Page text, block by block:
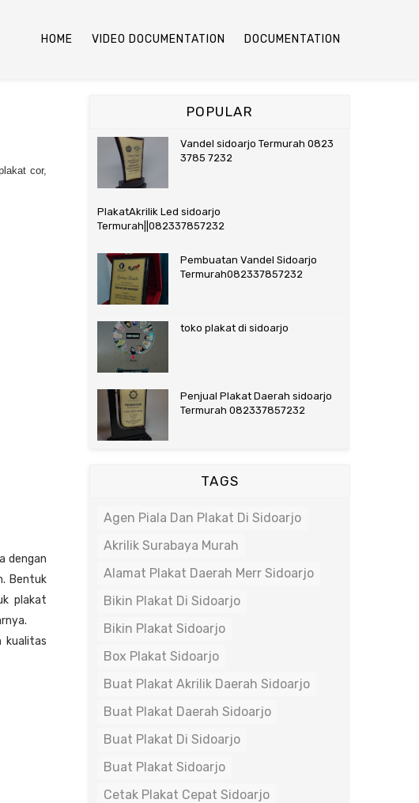
HOME VIDEO DOCUMENTATION DOCUMENTATION
cor,
dengan
Bentuk
plakat
kualitas
POPULAR
Vandel sidoarjo Termurah 0823
3785 7232
PlakatAkrilik Led sidoarjo
Termurah||082337857232
Pembuatan Vandel Sidoarjo
Termurah082337857232
toko plakat di sidoarjo
Penjual Plakat Daerah sidoarjo
Termurah 082337857232
TAGS
Agen Piala Dan Plakat Di Sidoarjo
Akrilik Surabaya Murah
Alamat Plakat Daerah Merr Sidoarjo
Bikin Plakat Di Sidoarjo
Bikin Plakat Sidoarjo
Box Plakat Sidoarjo
Buat Plakat Akrilik Daerah Sidoarjo
Buat Plakat Daerah Sidoarjo
Buat Plakat Di Sidoarjo
Buat Plakat Sidoarjo
Cetak Plakat Cepat Sidoarjo